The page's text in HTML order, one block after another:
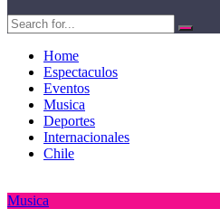
Home
Espectaculos
Eventos
Musica
Deportes
Internacionales
Chile
Musica